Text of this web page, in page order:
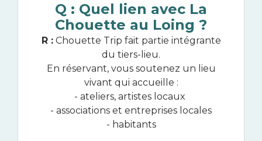
Q : Quel lien avec La
Chouette au Loing ?
R :Chouette Trip fait partie intégrante
du tiers-lieu.
En réservant, vous soutenez un lieu
vivant qui accueille :
- ateliers, artistes locaux
- associations et entreprises locales
- habitants